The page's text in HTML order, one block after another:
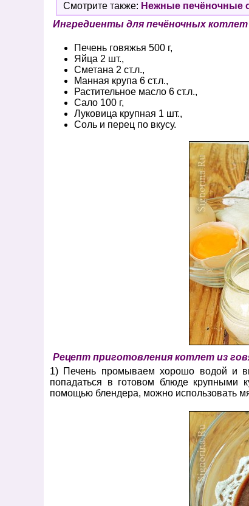
Смотрите также: Нежные печёночные
Ингредиенты для печёночных котлет
Печень говяжья 500 г,
Яйца 2 шт.,
Сметана 2 ст.л.,
Манная крупа 6 ст.л.,
Растительное масло 6 ст.л.,
Сало 100 г,
Луковица крупная 1 шт.,
Соль и перец по вкусу.
Рецепт приготовления котлет из
1) Печень промываем хорошо водой и
попадаться в готовом блюде крупными
помощью блендера, можно использовать